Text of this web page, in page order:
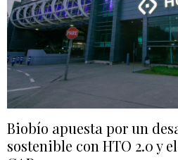
Biobío apuesta por un
sostenible con HTO 2.0 y